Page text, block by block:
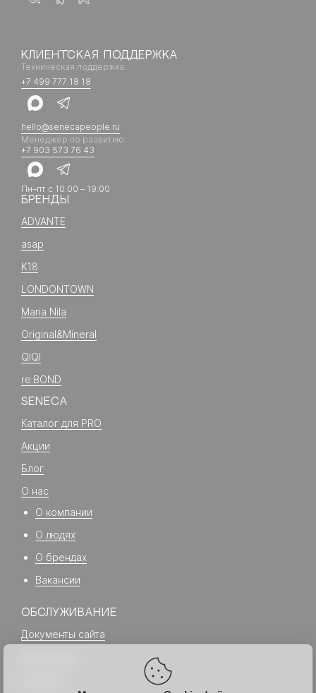
КЛИЕНТСКАЯ ПОДДЕРЖКА
Техническая поддержка:
+7 499 777 18 18
hello@senecapeople.ru
Менеджер по развитию:
+7 903 573 76 43
Пн–пт с 10:00 – 19:00
БРЕНДЫ
ADVANTE
asap
K18
LONDONTOWN
Maria Nila
Original&Mineral
QIQI
re:BOND
SENECA
Каталог для PRO
Акции
Блог
О нас
О компании
О людях
О брендах
Вакансии
ОБСЛУЖИВАНИЕ
Документы сайта